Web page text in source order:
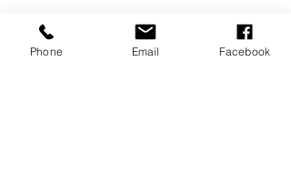
Der Kinderbuchverlag Berlin,
1983
Phone Email Facebook